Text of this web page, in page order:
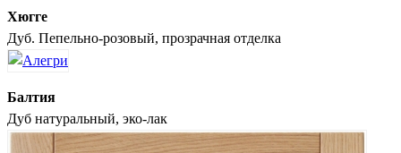
Хюгге
Дуб. Пепельно-розовый, прозрачная отделка
Балтия
Дуб натуральный, эко-лак